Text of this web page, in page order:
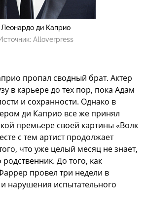
Леонардо ди Каприо
Alloverpress
пропал сводный брат. Актер
в карьере до тех пор, пока Адам
и сохранности. Однако в
ди Каприо все же принял
премьере своей картины «Волк
с тем артист продолжает
что уже целый месяц не знает,
родственник. До того, как
провел три недели в
нарушения испытательного